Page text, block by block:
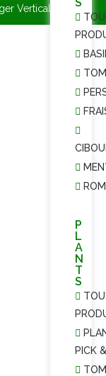
P
L
A
N
T
S
PICK
Vertical